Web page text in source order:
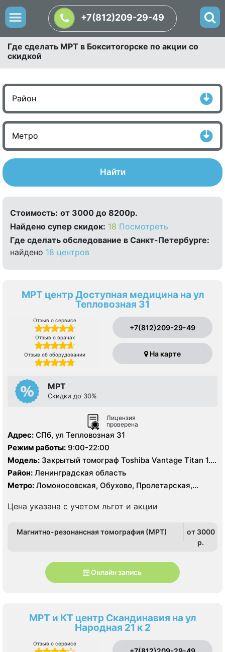
+7(812)209-29-49
Где сделать МРТ в Бокситогорске по акции со
скидкой
Найти
Стоимость: от 3000 до 8200р.
Найдено cупер скидок: 18 Посмотреть
Где сделать обследование в Санкт-Петербурге:
найдено 18 центров
МРТ центр Доступная медицина на ул
Тепловозная 31
Отзыв о сервисе
Отзыв о врачах
Отзыв об оборудовании
+7(812)209-29-49
На карте
МРТ
Скидки до 30%
Лицензия
проверена
Адрес: СПб, ул Тепловозная 31
Режим работы: 9:00-22:00
Модель: Закрытый томограф Toshiba Vantage Titan 1.5
Тесла
Район: Ленинградская область
Метро: Ломоносовская, Обухово, Пролетарская,
Цена указана с учетом льгот и акции
Магнитно-резонансная томография (МРТ)
от 3000
p.
Онлайн запись
МРТ и КТ центр Скандинавия на ул
Народная 21 к 2
Отзыв о сервисе